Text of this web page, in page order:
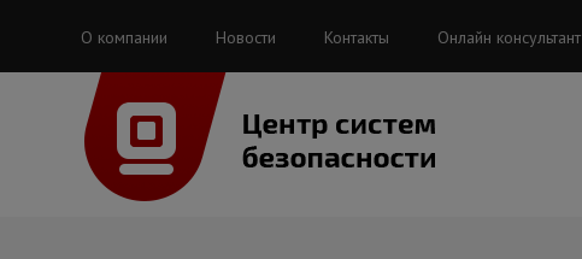
О компании Новости Контакты Онлайн консультант